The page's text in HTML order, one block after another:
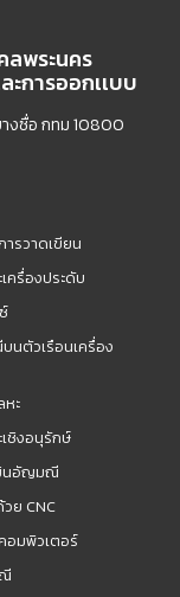
ลพระนคร
การออกเเบบ
างซื่อ กทม 10800
รวาดเขียน
ครื่องประดับ
ตัวเรือนเครื่อง
หะ
ชิงอนุรักษ์
มินอัญมณี
ย CNC
อมพิวเตอร์